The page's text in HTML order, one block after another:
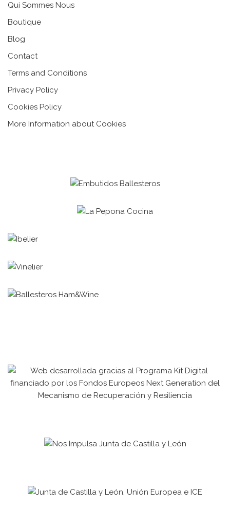
Qui Sommes Nous
Boutique
Blog
Contact
Terms and Conditions
Privacy Policy
Cookies Policy
More Information about Cookies